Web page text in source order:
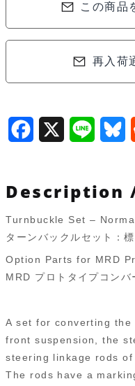
バ
ク
セ
ッ
準
幅
用
MRD-
OP007
この商品
再入荷
o
X B
s
k
y
Description /
Turnbuckle Set –
ターンバックルセット：
Option Parts for MRD
MRD プロトタイプコンバ
A set for converting
front suspension, the
steering linkage rods
The rods have a